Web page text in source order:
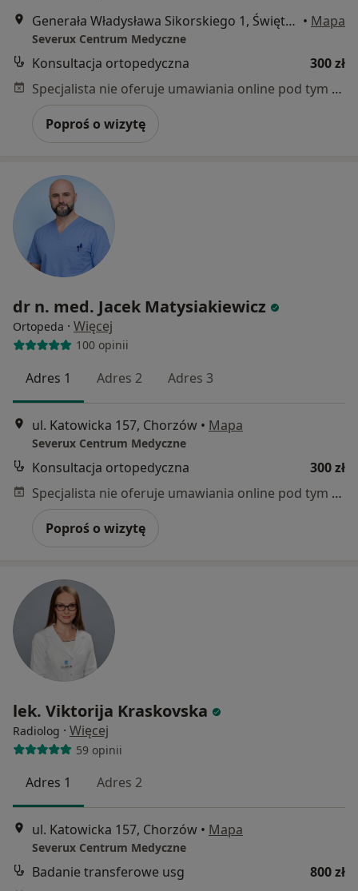
Generała Władysława Sikorskiego 1, Świętochłowice • Mapa
Severux Centrum Medyczne
Konsultacja ortopedyczna
300 zł
Specjalista nie oferuje umawiania online pod tym adresem.
Poproś o wizytę
dr n. med. Jacek Matysiakiewicz
Ortopeda · Więcej
100 opinii
Adres 1 Adres 2 Adres 3
ul. Katowicka 157, Chorzów • Mapa
Severux Centrum Medyczne
Konsultacja ortopedyczna
300 zł
Specjalista nie oferuje umawiania online pod tym adresem.
Poproś o wizytę
lek. Viktorija Kraskovska
Radiolog · Więcej
59 opinii
Adres 1 Adres 2
ul. Katowicka 157, Chorzów • Mapa
Severux Centrum Medyczne
Badanie transferowe usg
800 zł